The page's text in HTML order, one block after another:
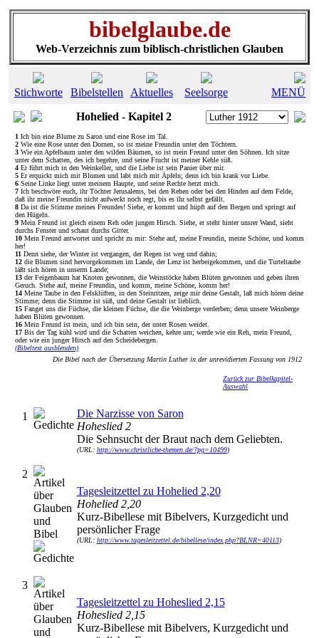
bibelglaube.de
Web-Verzeichnis zum biblisch-christlichen Glauben
Stichworte Bibelstellen Aktuelles Seelsorge
MENÜ
Hohelied - Kapitel 2
1 Ich bin eine Blume zu Saron und eine Rose im Tal.
2 Wie eine Rose unter den Dornen, so ist meine Freundin unter den Töchtern.
3 Wie ein Apfelbaum unter den wilden Bäumen, so ist mein Freund unter den Söhnen. Ich sitze
unter dem Schatten, des ich begehre, und seine Frucht ist meiner Kehle süß.
4 Er führt mich in den Weinkeller, und die Liebe ist sein Panier über mir.
5 Er erquickt mich mit Blumen und labt mich mit Äpfeln; denn ich bin krank vor Liebe.
6 Seine Linke liegt unter meinem Haupte, und seine Rechte herzt mich.
7 Ich beschwöre euch, ihr Töchter Jerusalems, bei den Rehen oder bei den Hinden auf dem Felde,
daß ihr meine Freundin nicht aufweckt noch regt, bis es ihr selbst gefällt.
8 Da ist die Stimme meines Freundes! Siehe, er kommt und hüpft auf den Bergen und springt auf
den Hügeln.
9 Mein Freund ist gleich einem Reh oder jungen Hirsch. Siehe, er steht hinter unsrer Wand, sieht
durchs Fenster und schaut durchs Gitter.
10 Mein Freund antwortet und spricht zu mir: Stehe auf, meine Freundin, meine Schöne, und komm
her!
11 Denn siehe, der Winter ist vergangen, der Regen ist weg und dahin;
12 die Blumen sind hervorgekommen im Lande, der Lenz ist herbeigekommen, und die Turteltaube
läßt sich hören in unserm Lande;
13 der Feigenbaum hat Knoten gewonnen, die Weinstöcke haben Blüten gewonnen und geben ihren
Geruch. Stehe auf, meine Freundin, und komm, meine Schöne, komm her!
14 Meine Taube in den Felsklüften, in den Steinritzen, zeige mir deine Gestalt, laß mich hören deine
Stimme; denn die Stimme ist süß, und deine Gestalt ist lieblich.
15 Fanget uns die Füchse, die kleinen Füchse, die die Weinberge verderben; denn unsere Weinberge
haben Blüten gewonnen.
16 Mein Freund ist mein, und ich bin sein, der unter Rosen weidet.
17 Bis der Tag kühl wird und die Schatten weichen, kehre um; werde wie ein Reh, mein Freund,
oder wie ein junger Hirsch auf den Scheidebergen.
(Bibeltext ausblenden)
Die Bibel nach der Übersetzung Martin Luther in der unrevidierten Fassung von 1912
Zurück zur Bibelkapitel-
Auswahl
1
Die Narzisse von Saron
Hoheslied 2
Die Sehnsucht der Braut nach dem Geliebten.
(URL: http://www.christliche-themen.de/?pg=10499)
2
Tagesleitzettel zu Hohelied 2,20
Hohelied 2,20
Kurz-Bibellese mit Bibelvers, Kurzgedicht und
persönlicher Frage
(URL: http://www.tagesleitzettel.de/bibellese/index.php?BLNR=40113)
3
Tagesleitzettel zu Hoheslied 2,15
Hoheslied 2,15
Kurz-Bibellese mit Bibelvers, Kurzgedicht und